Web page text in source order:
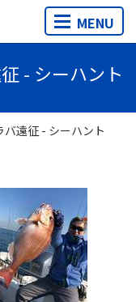
MENU
- シーハント
遠征 - シーハント